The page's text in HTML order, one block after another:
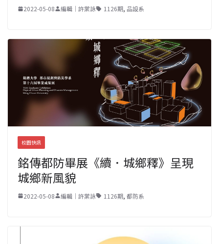
2022-05-08 編輯｜許棠詠 1126期, 品設系
校園快訊
銘傳都防畢展《續．城鄉釋》呈現
城鄉新風貌
2022-05-08 編輯｜許棠詠 1126期, 都防系